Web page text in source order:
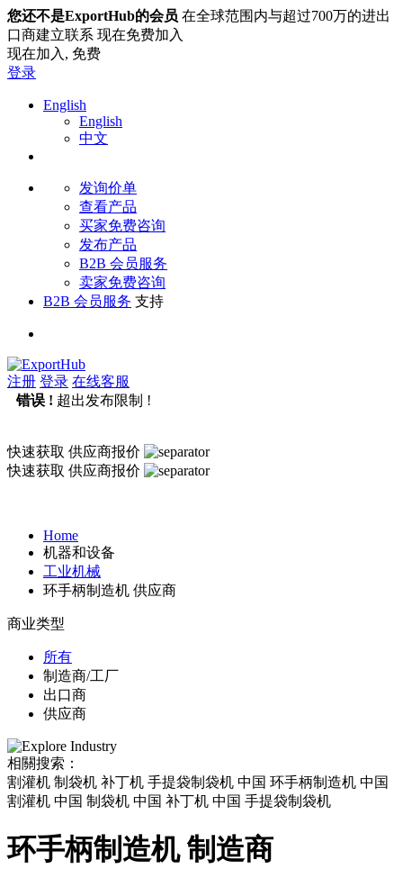
您还不是ExportHub的会员 在全球范围内与超过700万的进出
口商建立联系 现在免费加入
现在加入, 免费
登录
English
English
中文
发询价单
查看产品
买家免费咨询
发布产品
B2B 会员服务
卖家免费咨询
B2B 会员服务 支持
注册 登录 在线客服
错误 ! 超出发布限制 !
快速获取 供应商报价
快速获取 供应商报价
Home
机器和设备
工业机械
环手柄制造机 供应商
商业类型
所有
制造商/工厂
出口商
供应商
相關搜索：
割灌机 制袋机 补丁机 手提袋制袋机 中国 环手柄制造机 中国
割灌机 中国 制袋机 中国 补丁机 中国 手提袋制袋机
环手柄制造机 制造商